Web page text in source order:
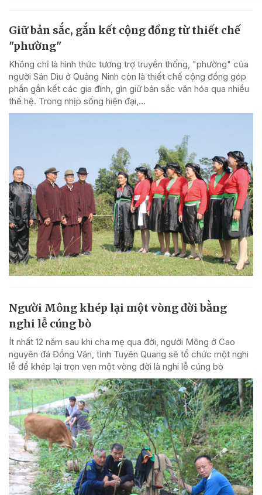
Giữ bản sắc, gắn kết cộng đồng từ thiết chế
"phường"
Không chỉ là hình thức tương trợ truyền thống, "phường" của
người Sán Dìu ở Quảng Ninh còn là thiết chế cộng đồng góp
phần gắn kết các gia đình, gìn giữ bản sắc văn hóa qua nhiều
thế hệ. Trong nhịp sống hiện đại,...
Người Mông khép lại một vòng đời bằng
nghi lễ cúng bò
Ít nhất 12 năm sau khi cha mẹ qua đời, người Mông ở Cao
nguyên đá Đồng Văn, tỉnh Tuyên Quang sẽ tổ chức một nghi
lễ để khép lại trọn vẹn một vòng đời là nghi lễ cúng bò